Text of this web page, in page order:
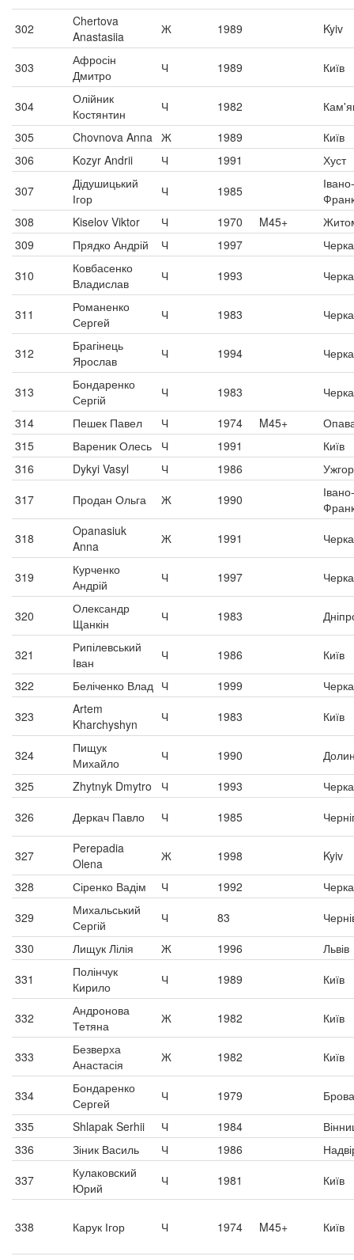
302
Chertova
Anastasiia
Ж 1989 Kyiv
303
Афросін
Дмитро
Ч 1989 Київ
304
Олійник
Костянтин
Ч 1982
305
Chovnova Anna Ж 1989
Київ
306
Kozyr Andrii Ч 1991
Хуст
307
Дідушицький
Ігор
Ч 1985
Івано-
308
Kiselov Viktor Ч 1970 M45+
309
Прядко Андрій Ч 1997
310
Ковбасенко
Владислав
Ч 1993
311
Романенко
Сергей
Ч 1983
312
Брагінець
Ярослав
Ч 1994
313
Бондаренко
Сергій
Ч 1983
314
Пешек Павел Ч 1974 M45+
315
Вареник Олесь Ч 1991
Київ
316
Dykyi Vasyl Ч 1986
317
Продан Ольга Ж 1990
Івано-
318
Opanasiuk
Anna
Ж 1991
319
Курченко
Андрій
Ч 1997
320
Олександр
Щанкін
Ч 1983
321
Рипілевський
Іван
Ч 1986
Київ
322
Беліченко Влад Ч 1999
323
Artem
Kharchyshyn
Ч 1983 Київ
324
Пищук
Михайло
Ч 1990
325
Zhytnyk Dmytro Ч 1993
326
Деркач Павло Ч 1985
327
Perepadia
Olena
Ж 1998
Kyiv
328
Сіренко Вадім Ч 1992
329
Михальський
Сергій
Ч 83
330
Лищук Лілія Ж 1996
Львів
331
Полінчук
Кирило
Ч 1989 Київ
332
Андронова
Тетяна
Ж 1982 Київ
333
Безверха
Анастасія
Ж 1982 Київ
334
Бондаренко
Сергей
Ч 1979
335
Shlapak Serhii Ч 1984
336
Зіник Василь Ч 1986
337
Кулаковский
Юрий
Ч 1981 Київ
338 Карук Ігор Ч 1974 M45+ Київ